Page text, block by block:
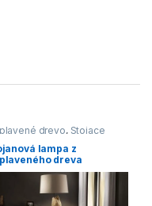
drevo, Stojace
lampa z
dreva
175 cm »